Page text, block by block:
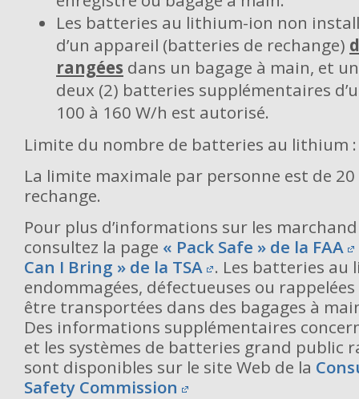
Les batteries au lithium-ion non
d’un appareil (batteries de rechange)
rangées dans un bagage à main, et
deux (2) batteries supplémentaires
100 à 160 W/h est autorisé.
Limite du nombre de batteries au lithium :
La limite maximale par personne est de
rechange.
Pour plus d’informations sur les
consultez la page « Pack Safe » de la FAA
Can I Bring » de la TSA . Les batteries au
endommagées, défectueuses ou
être transportées dans des bagages à
Des informations supplémentaires
et les systèmes de batteries grand public
sont disponibles sur le site Web de la
Safety Commission